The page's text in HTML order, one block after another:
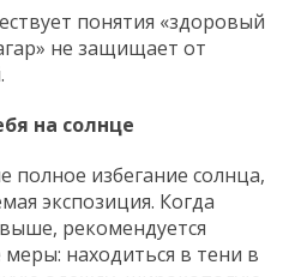
понятия «здоровый
не защищает от
на солнце
избегание солнца,
экспозиция. Когда
рекомендуется
находиться в тени в